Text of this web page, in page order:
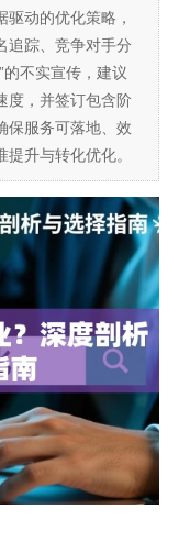
驱动的优化策略，
追踪、竞争对手分
的不实宣传，建议
度，并签订包含阶
保服务可落地、效
升与转化优化。